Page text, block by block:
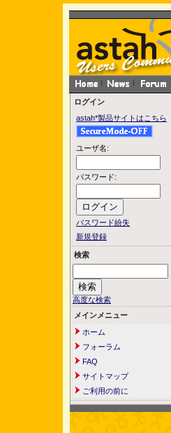
ログイン
astah*製品サイトはこちら
ユーザ名:
パスワード:
パスワード紛失
新規登録
検索
高度な検索
メインメニュー
ホーム
フォーラム
FAQ
サイトマップ
ご利用の前に